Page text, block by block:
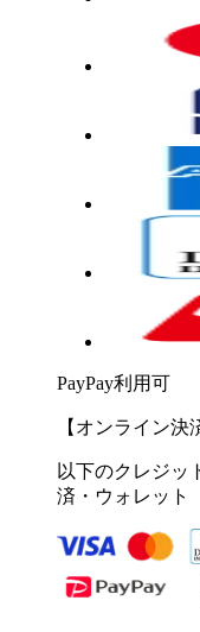
PayPay利用可
【オンライン決
以下のクレジッ
済・ウォレット